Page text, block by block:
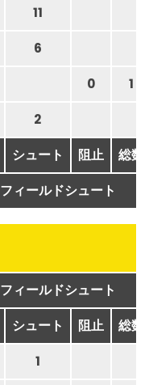
11
6
0 1
2
シュート 阻止 総数
フィールドシュート
フィールドシュート
シュート 阻止 総数
1